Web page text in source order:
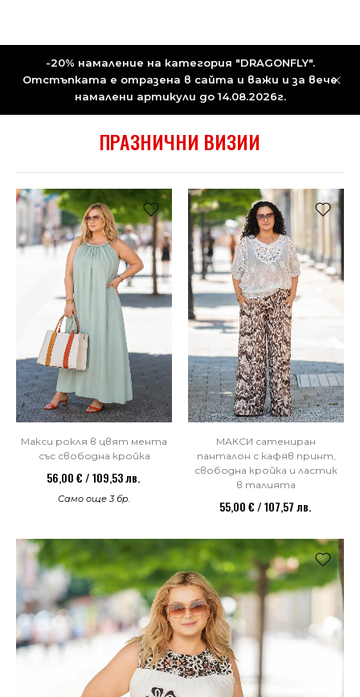
-20% намаление на категория "DRAGONFLY".
Отстъпката е отразена в сайта и важи и за вече
намалени артикули до 14.08.2026г.
ПРАЗНИЧНИ ВИЗИИ
Макси рокля в цвят мента
със свободна кройка
56,00 € / 109,53 лв.
Само още 3 бр.
МАКСИ сатениран
панталон с кафяв принт,
свободна кройка и ластик
в талията
55,00 € / 107,57 лв.